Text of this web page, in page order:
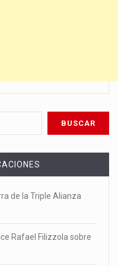
de la Triple Alianza
Rafael Filizzola sobre